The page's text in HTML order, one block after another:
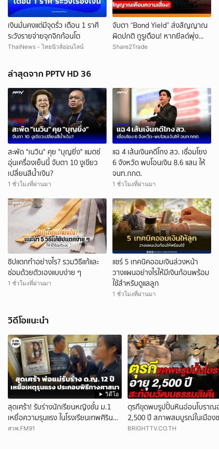
เงินมั่นคงแต่มีจุดรั่ว เตือน 1 ราศี
ระวังรายจ่ายจุกจิกก้อนโต
ThaiNews - ไทยนิวส์ออนไลน์
จับตา “Bond Yield” ส่งสัญญาณ
ผิดปกติ กูรูเตือน! หากยีลด์พุ่ง
พร้อมหุ้นขึ้น แรงกระแทกตลาดอาจ
Share2Trade
ล่าสุดจาก PPTV HD 36
สะพัด "เนวิน" คุย "บุญยิ่ง" แมตช์
อุ่นเครื่องเย็นนี้ จับตา 10 งูเขียว
เปลี่ยนสีน้ำเงิน?
1 ชั่วโมงที่ผ่านมา
แฉ 4 เส้นเงินคดีโกง สว. เชื่อมโยง
6 จังหวัด พบโอนเงิน 8.6 แสน ให้
จนท.กกต.
1 ชั่วโมงที่ผ่านมา
ซิปแตกทำอย่างไร? รวมวิธีแก้และ
ซ่อมด้วยตัวเองแบบง่าย ๆ
1 ชั่วโมงที่ผ่านมา
แชร์ 5 เทคนิคออมเงินล่วงหน้า
วางแผนอย่างไรให้มีเงินก้อนพร้อม
ใช้สำหรับดูแลลูก
1 ชั่วโมงที่ผ่านมา
วิดีโอแนะนำ
วิดีโอ
สุดเศร้า! รับร่างนักเรียนหญิงชั้น ม.1
เหยื่อความรุนแรง ในโรงเรียนเทพศิรินทร์
นนท์ ตั้งสวดที่วัดลาดปลาดุก
สวพ.FM91
ตุรกีขุดพบรูปปั้นหินอ่อนโบราณ
2,500 ปี สภาพสมบูรณ์ในเมือง
ชี้สะท้อนวัฒนธรรมลิเดีย
BRIGHTTV.CO.TH
ยกเลิก